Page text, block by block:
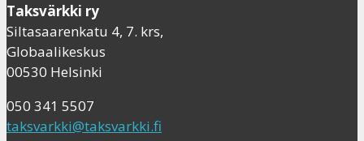
Taksvärkki ry
Siltasaarenkatu 4, 7. krs,
Globaalikeskus
00530 Helsinki
050 341 5507
taksvarkki@taksvarkki.fi